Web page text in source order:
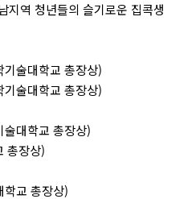
지역 청년들의 슬기로운 집콕생
술대학교 총장상)
학교 총장상)
대학교 총장상)
장상)
교 총장상)